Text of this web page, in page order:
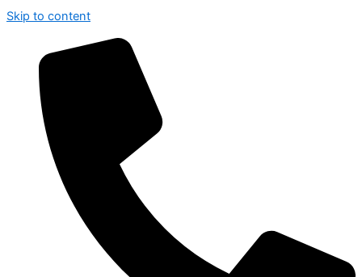
Skip to content